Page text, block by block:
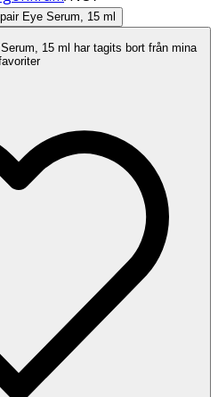
15 ml har tagits bort från mina